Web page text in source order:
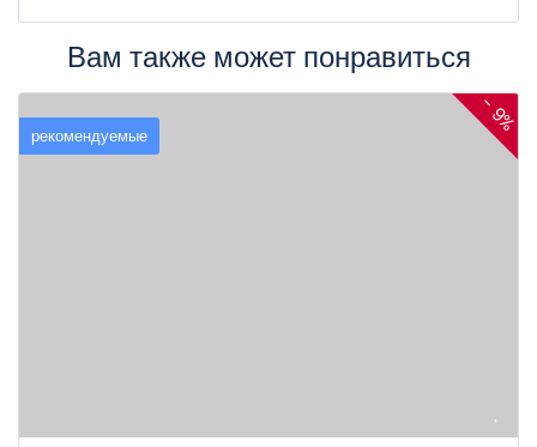
Вам также может понравиться
рекомендуемые - 9%